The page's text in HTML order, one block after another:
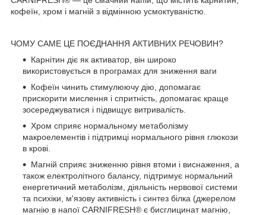
кофеїн, хром і магній з відмінною усмоктуваністю.
ЧОМУ САМЕ ЦЕ ПОЄДНАННЯ АКТИВНИХ РЕЧОВИН?
Карнітин діє як активатор, він широко
використовується в програмах для зниження ваги
Кофеїн чинить стимулюючу дію, допомагає
прискорити мислення і спритність, допомагає краще
зосереджуватися і підвищує витривалість.
Хром сприяє нормальному метаболізму
макроелементів і підтримці нормального рівня глюкози
в крові.
Магній сприяє зниженню рівня втоми і виснаження, а
також електролітного балансу, підтримує нормальний
енергетичний метаболізм, діяльність нервової системи
та психіки, м'язову активність і синтез білка (джерелом
магнію в напої CARNIFRESH® є бисглицинат магнію,